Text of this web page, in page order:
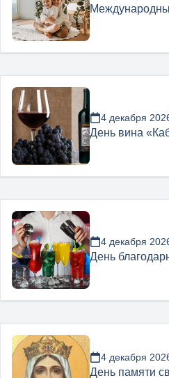
4 декабря
День вина
4 декабря
День
4 декабря
День памяти